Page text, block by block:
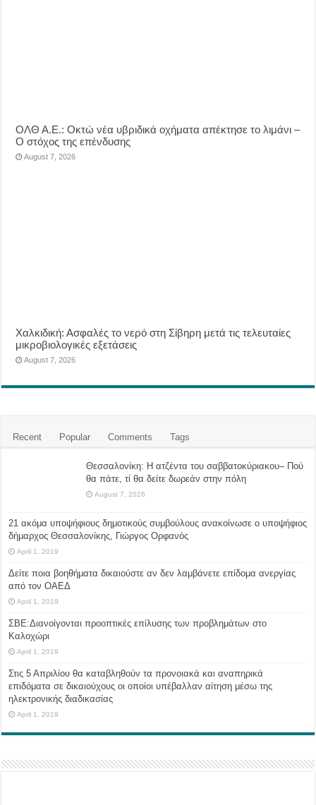
ΟΛΘ Α.Ε.: Οκτώ νέα υβριδικά οχήματα απέκτησε το λιμάνι –
Ο στόχος της επένδυσης
August 7, 2026
Χαλκιδική: Ασφαλές το νερό στη Σίβηρη μετά τις τελευταίες
μικροβιολογικές εξετάσεις
August 7, 2026
Recent Popular Comments Tags
Θεσσαλονίκη: Η ατζέντα του σαββατοκύριακου– Πού
θα πάτε, τί θα δείτε δωρεάν στην πόλη
August 7, 2026
21 ακόμα υποψήφιους δημοτικούς συμβούλους ανακοίνωσε ο υποψήφιος
δήμαρχος Θεσσαλονίκης, Γιώργος Ορφανός
April 1, 2019
Δείτε ποια βοηθήματα δικαιούστε αν δεν λαμβάνετε επίδομα ανεργίας
από τον ΟΑΕΔ
April 1, 2019
ΣΒΕ:Διανοίγονται προοπτικές επίλυσης των προβλημάτων στο
Καλοχώρι
April 1, 2019
Στις 5 Απριλίου θα καταβληθούν τα προνοιακά και αναπηρικά
επιδόματα σε δικαιούχους οι οποίοι υπέβαλλαν αίτηση μέσω της
ηλεκτρονικής διαδικασίας
April 1, 2019